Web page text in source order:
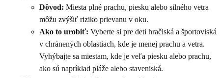
Dôvod: Miesta plné prachu, piesku alebo silného vetra
môžu zvýšiť riziko prievanu v oku.
Ako to urobiť: Vyberte si pre deti hračiská a športoviská
v chránených oblastiach, kde je menej prachu a vetra.
Vyhýbajte sa miestam, kde je veľa piesku alebo prachu,
ako sú napríklad pláže alebo staveniská.